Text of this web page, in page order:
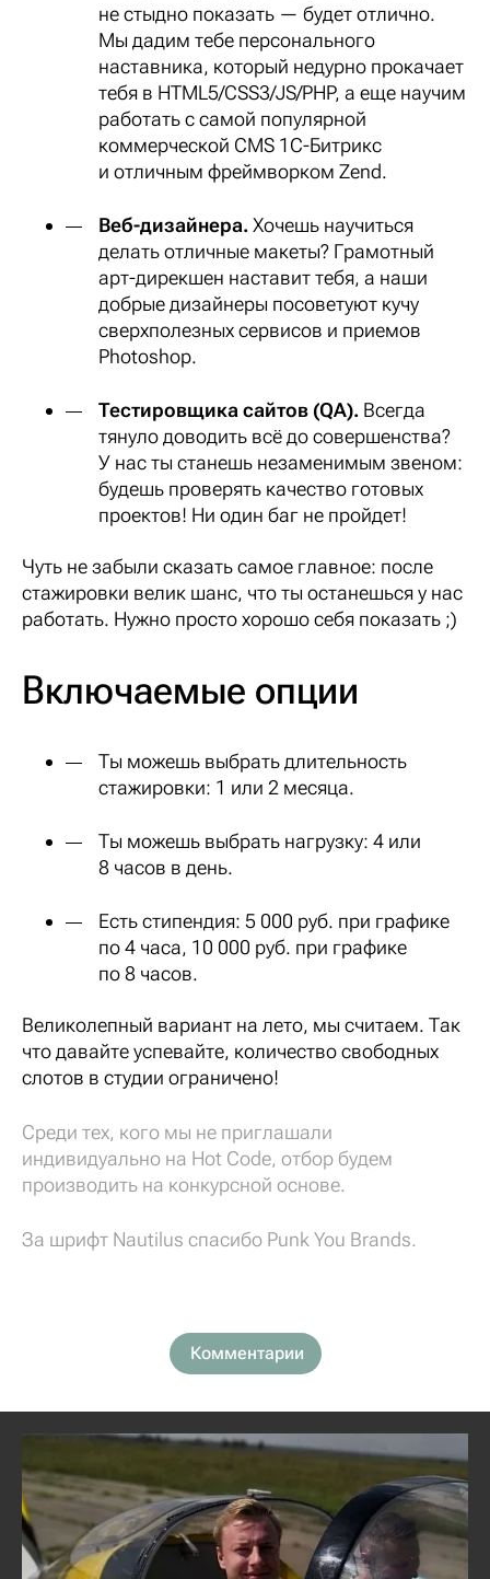
не стыдно показать — будет отлично.
Мы дадим тебе персонального
наставника, который недурно прокачает
тебя в HTML5/CSS3/JS/PHP, а еще научим
работать с самой популярной
коммерческой CMS 1С-Битрикс
и отличным фреймворком Zend.
Веб-дизайнера.Хочешь научиться
делать отличные макеты? Грамотный
арт-дирекшен наставит тебя, а наши
добрые дизайнеры посоветуют кучу
сверхполезных сервисов и приемов
Photoshop.
Тестировщика сайтов (QA). Всегда
тянуло доводить всё до совершенства?
У нас ты станешь незаменимым звеном:
будешь проверять качество готовых
проектов! Ни один баг не пройдет!
Чуть не забыли сказать самое главное: после
стажировки велик шанс, что ты останешься у нас
работать. Нужно просто хорошо себя показать ;)
Включаемые опции
Ты можешь выбрать длительность
стажировки: 1 или 2 месяца.
Ты можешь выбрать нагрузку: 4 или
8 часов в день.
Есть стипендия: 5 000 руб. при графике
по 4 часа, 10 000 руб. при графике
по 8 часов.
Великолепный вариант на лето, мы считаем. Так
что давайте успевайте, количество свободных
слотов в студии ограничено!
Среди тех, кого мы не приглашали
индивидуально на Hot Code, отбор будем
производить на конкурсной основе.
За шрифт Nautilus спасибо Punk You Brands.
Комментарии